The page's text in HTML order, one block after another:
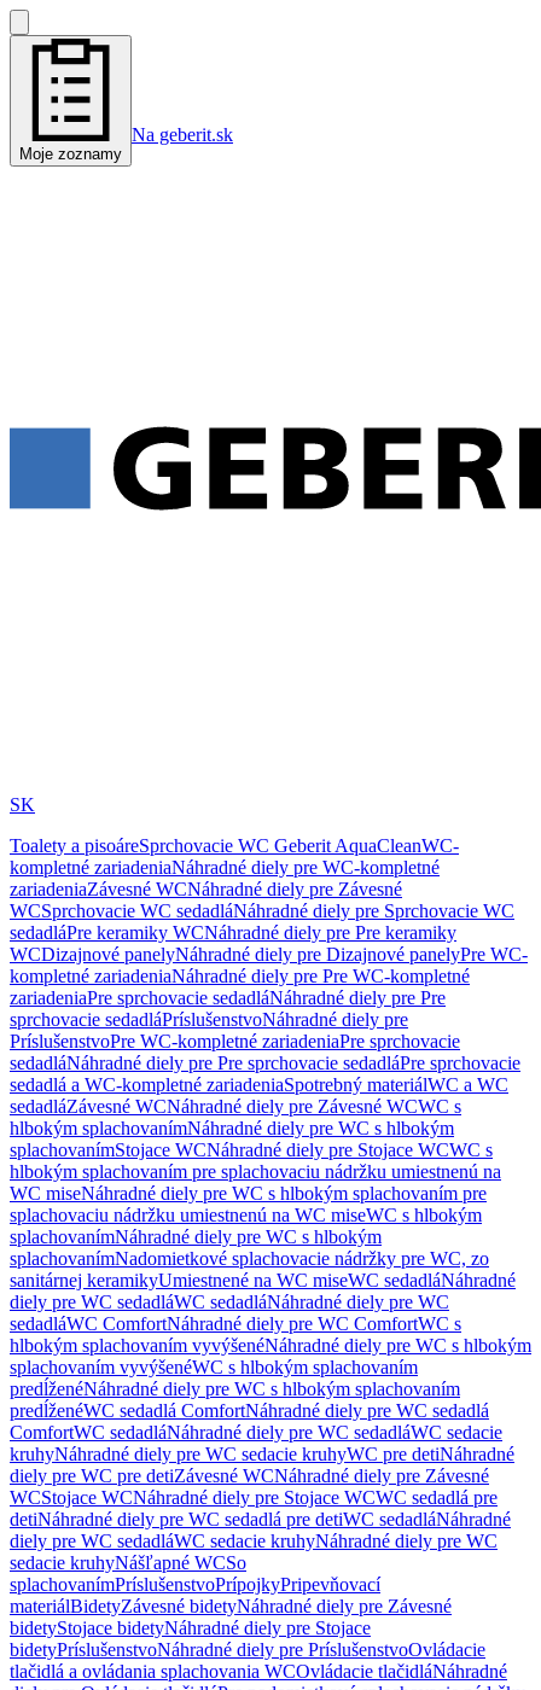
Moje zoznamy
Na geberit.sk
SK
Toalety a pisoáreSprchovacie WC Geberit AquaCleanWC-
kompletné zariadeniaNáhradné diely pre WC-kompletné
zariadeniaZávesné WCNáhradné diely pre Závesné
WCSprchovacie WC sedadláNáhradné diely pre Sprchovacie WC
sedadláPre keramiky WCNáhradné diely pre Pre keramiky
WCDizajnové panelyNáhradné diely pre Dizajnové panelyPre WC-
kompletné zariadeniaNáhradné diely pre Pre WC-kompletné
zariadeniaPre sprchovacie sedadláNáhradné diely pre Pre
sprchovacie sedadláPríslušenstvoNáhradné diely pre
PríslušenstvoPre WC-kompletné zariadeniaPre sprchovacie
sedadláNáhradné diely pre Pre sprchovacie sedadláPre sprchovacie
sedadlá a WC-kompletné zariadeniaSpotrebný materiálWC a WC
sedadláZávesné WCNáhradné diely pre Závesné WCWC s
hlbokým splachovanímNáhradné diely pre WC s hlbokým
splachovanímStojace WCNáhradné diely pre Stojace WCWC s
hlbokým splachovaním pre splachovaciu nádržku umiestnenú na
WC miseNáhradné diely pre WC s hlbokým splachovaním pre
splachovaciu nádržku umiestnenú na WC miseWC s hlbokým
splachovanímNáhradné diely pre WC s hlbokým
splachovanímNadomietkové splachovacie nádržky pre WC, zo
sanitárnej keramikyUmiestnené na WC miseWC sedadláNáhradné
diely pre WC sedadláWC sedadláNáhradné diely pre WC
sedadláWC ComfortNáhradné diely pre WC ComfortWC s
hlbokým splachovaním vyvýšenéNáhradné diely pre WC s hlbokým
splachovaním vyvýšenéWC s hlbokým splachovaním
predĺženéNáhradné diely pre WC s hlbokým splachovaním
predĺženéWC sedadlá ComfortNáhradné diely pre WC sedadlá
ComfortWC sedadláNáhradné diely pre WC sedadláWC sedacie
kruhyNáhradné diely pre WC sedacie kruhyWC pre detiNáhradné
diely pre WC pre detiZávesné WCNáhradné diely pre Závesné
WCStojace WCNáhradné diely pre Stojace WCWC sedadlá pre
detiNáhradné diely pre WC sedadlá pre detiWC sedadláNáhradné
diely pre WC sedadláWC sedacie kruhyNáhradné diely pre WC
sedacie kruhyNášľapné WCSo
splachovanímPríslušenstvoPrípojkyPripevňovací
materiálBidetyZávesné bidetyNáhradné diely pre Závesné
bidetyStojace bidetyNáhradné diely pre Stojace
bidetyPríslušenstvoNáhradné diely pre PríslušenstvoOvládacie
tlačidlá a ovládania splachovania WCOvládacie tlačidláNáhradné